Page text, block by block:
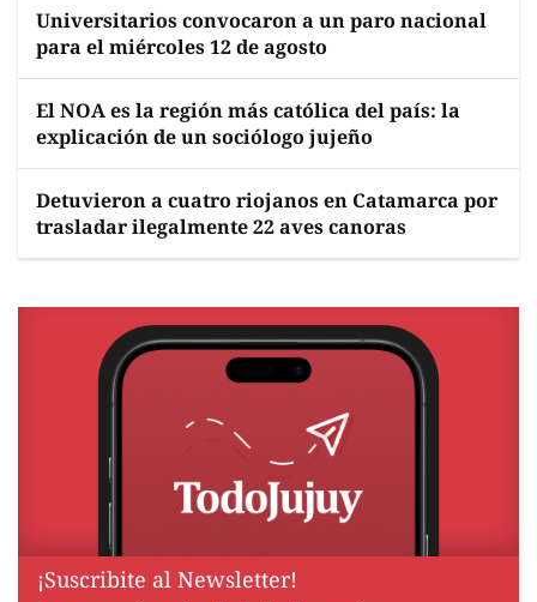
Universitarios convocaron a un paro nacional
para el miércoles 12 de agosto
El NOA es la región más católica del país: la
explicación de un sociólogo jujeño
Detuvieron a cuatro riojanos en Catamarca por
trasladar ilegalmente 22 aves canoras
¡Suscribite al Newsletter!